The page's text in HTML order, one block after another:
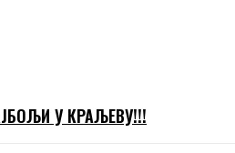
У КРАЉЕВУ!!!